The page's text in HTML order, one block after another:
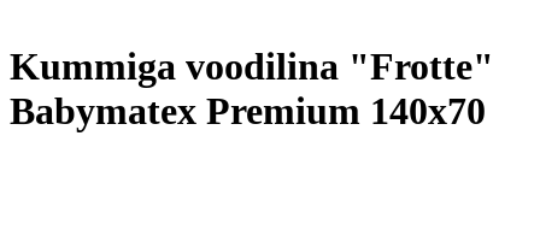
Kummiga voodilina "Frotte"
Babymatex Premium 140x70